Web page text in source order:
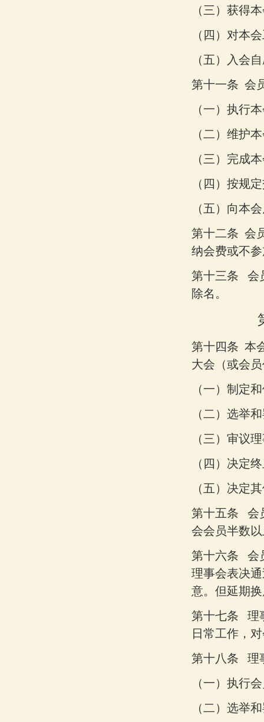
（三） 获得
（四） 对本
（五）
入会
第十一条 会
（一） 执行
（二） 维护
（三） 完成
（四） 按规
（五） 向本
第十二条 会
纳会费或不
第十三条
会
除名。
第十四条 本
大会（或会
（一） 制定
（二） 选举
（三） 审议
（四） 决定
（五） 决定
第十五条
会
会会员半数
第十六条
会
理事会表决
意。但延期
第十七条
理
日常工作，
第十八条
理
（一） 执行
（二） 选举